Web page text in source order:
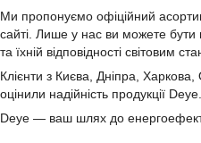
Ми пропонуємо офіційний
сайті. Лише у нас ви можете бути
та їхній відповідності світовим
Клієнти з Києва, Дніпра,
оцінили надійність продукції Deye.
Deye — ваш шлях до